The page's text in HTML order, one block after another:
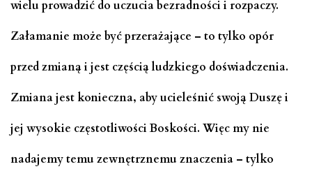
wielu prowadzić do uczucia bezradności i rozpaczy.
Załamanie może być przerażające – to tylko opór
przed zmianą i jest częścią ludzkiego doświadczenia.
Zmiana jest konieczna, aby ucieleśnić swoją Duszę i
jej wysokie częstotliwości Boskości. Więc my nie
nadajemy temu zewnętrznemu znaczenia – tylko